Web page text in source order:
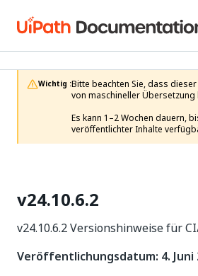
Wichtig :Bitte beachten Sie, dass
von maschineller
Es kann 1–2 Wochen dauern,
veröffentlichter Inhalte
v24.10.6.2
v24.10.6.2 Versionshinweise für
Veröffentlichungsdatum: 4. Juni